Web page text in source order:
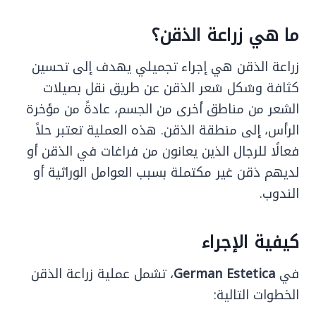
ما هي زراعة الذقن؟
زراعة الذقن هي إجراء تجميلي يهدف إلى تحسين
كثافة وشكل شعر الذقن عن طريق نقل بصيلات
الشعر من مناطق أخرى من الجسم، عادةً من مؤخرة
الرأس، إلى منطقة الذقن. هذه العملية تعتبر حلاً
فعالًا للرجال الذين يعانون من فراغات في الذقن أو
لديهم ذقن غير مكتملة بسبب العوامل الوراثية أو
الندوب.
كيفية الإجراء
في German Estetica، تشمل عملية زراعة الذقن
الخطوات التالية: